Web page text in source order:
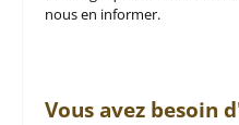
nous en informer.
Vous avez besoin